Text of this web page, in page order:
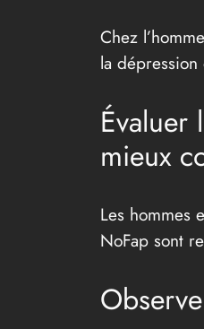
Chez
la
Évaluer
mieux
Les hommes
NoFap sont